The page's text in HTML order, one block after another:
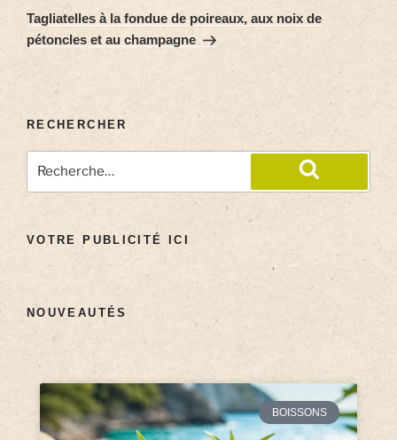
Tagliatelles à la fondue de poireaux, aux noix de
pétoncles et au champagne
RECHERCHER
VOTRE PUBLICITÉ ICI
NOUVEAUTÉS
BOISSONS